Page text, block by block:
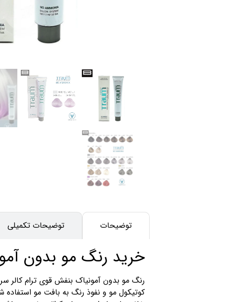
توضیحات توضیحات تکمیلی
خرید رنگ مو بدون
رنگ مو بدون آمونیاک بنفش قوی ترام کالر
کوتیکول مو و نفوذ رنگ به بافت مو